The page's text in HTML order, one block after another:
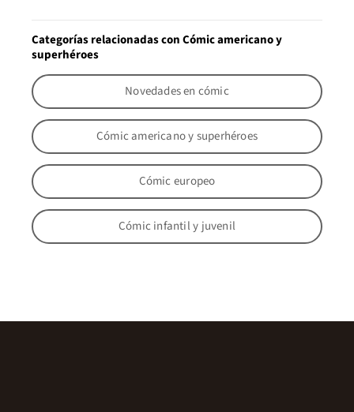
Categorías relacionadas con Cómic americano y
superhéroes
Novedades en cómic
Cómic americano y superhéroes
Cómic europeo
Cómic infantil y juvenil